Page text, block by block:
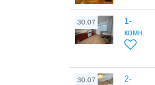
30.07
1-
комн.
30.07
2-